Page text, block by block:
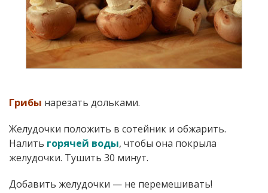
Грибы нарезать дольками.
Желудочки положить в сотейник и обжарить.
Налить горячей воды, чтобы она покрыла
желудочки. Тушить 30 минут.
Добавить желудочки — не перемешивать!